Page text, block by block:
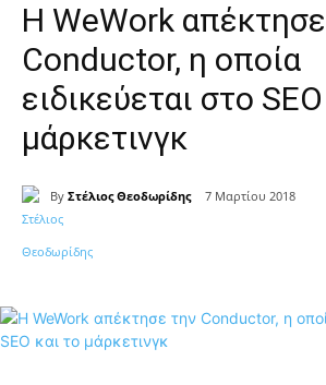
Η WeWork
Conductor, η οποία
ειδικεύεται στο
μάρκετινγκ
By Στέλιος Θεοδωρίδης 7 Μαρτίου 2018